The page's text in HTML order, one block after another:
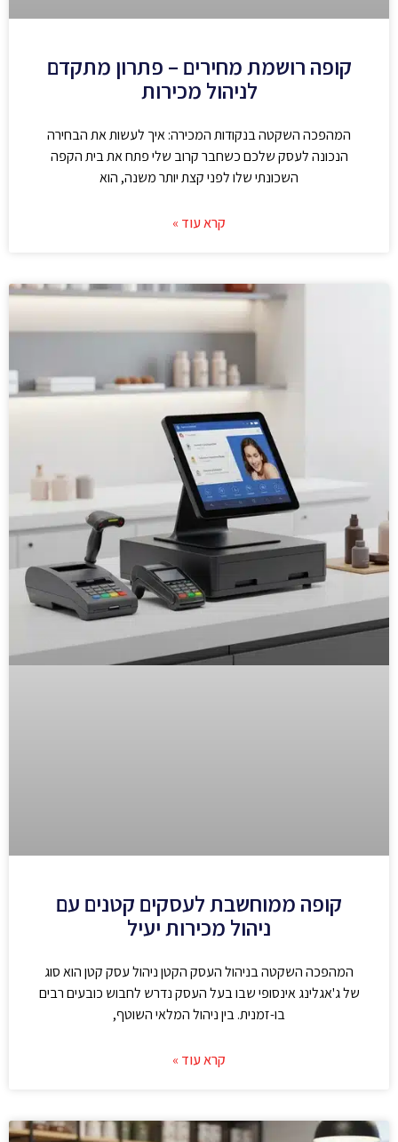
קופה רושמת מחירים – פתרון מתקדם
לניהול מכירות
המהפכה השקטה בנקודות המכירה: איך לעשות את הבחירה
הנכונה לעסק שלכם כשחבר קרוב שלי פתח את בית הקפה
השכונתי שלו לפני קצת יותר משנה, הוא
קרא עוד »
קופה ממוחשבת לעסקים קטנים עם
ניהול מכירות יעיל
המהפכה השקטה בניהול העסק הקטן ניהול עסק קטן הוא סוג
של ג'אגלינג אינסופי שבו בעל העסק נדרש לחבוש כובעים רבים
בו-זמנית. בין ניהול המלאי השוטף,
קרא עוד »